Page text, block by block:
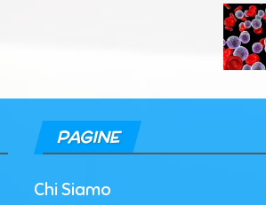
PAGINE
Chi Siamo